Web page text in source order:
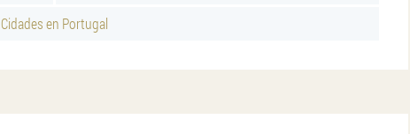
Cidades en Portugal